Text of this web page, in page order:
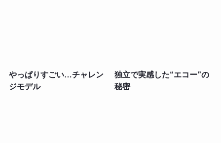
やっぱりすごい…チャレン
ジモデル
独立で実感した“エコー”の
秘密